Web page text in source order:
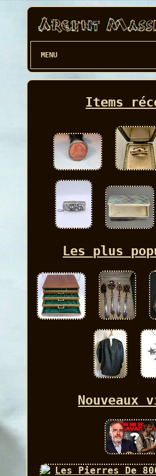
MENU
Items
Les plus
Nouveaux